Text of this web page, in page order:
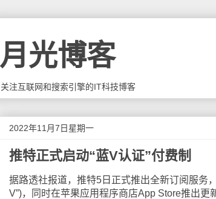
月光博客
关注互联网和搜索引擎的IT科技博客
2022年11月7日星期一
推特正式启动“蓝V认证”付费制
据路透社报道，推特5日正式推出全新订阅服务
V”)，同时在苹果应用程序商店App Store推出